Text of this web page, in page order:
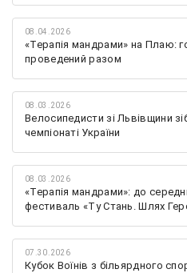
08.04.2026
«Терапія мандрами» на Плаю:
проведений разом
08.03.2026
Велосипедисти зі Львівщини
чемпіонаті України
08.03.2026
«Терапія мандрами»: до
фестиваль «Ту Стань. Шлях
07.30.2026
Кубок Воїнів з більярдного